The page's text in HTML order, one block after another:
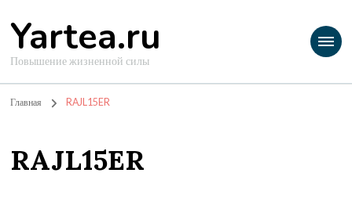
Yartea.ru
Повышение жизненной силы
Главная RAJL15ER
RAJL15ER